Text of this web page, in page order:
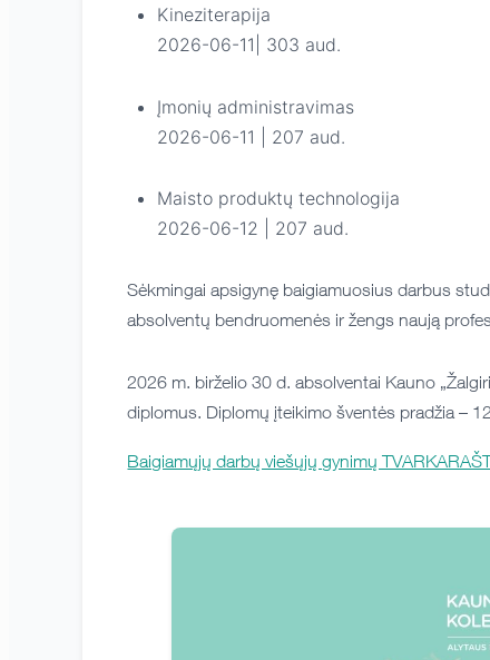
Kineziterapija
2026-06-11| 303 aud.
Įmonių administravimas
2026-06-11 | 207 aud.
Maisto produktų technologija
2026-06-12 | 207 aud.
Sėkmingai apsigynę baigiamuosius darbus
absolventų bendruomenės ir žengs naują
2026 m. birželio 30 d. absolventai Kauno
diplomus. Diplomų įteikimo šventės pradžia –
Baigiamųjų darbų viešųjų gynimų